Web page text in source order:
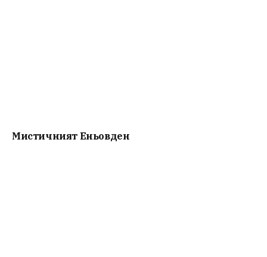
Мистичният Eньовден